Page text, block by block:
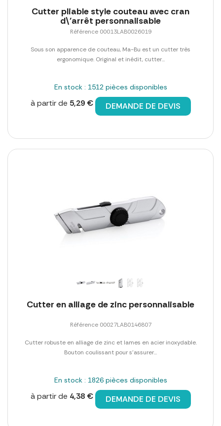
Cutter pliable style couteau avec cran
d\'arrêt personnalisable
Référence 00013LAB0026019
Sous son apparence de couteau, Ma-Bu est un cutter très
ergonomique. Original et inédit, cutter...
En stock : 1512 pièces disponibles
à partir de 5,29 € DEMANDE DE DEVIS
Cutter en alliage de zinc personnalisable
Référence 00027LAB0146807
Cutter robuste en alliage de zinc et lames en acier inoxydable.
Bouton coulissant pour s'assurer...
En stock : 1826 pièces disponibles
à partir de 4,38 € DEMANDE DE DEVIS